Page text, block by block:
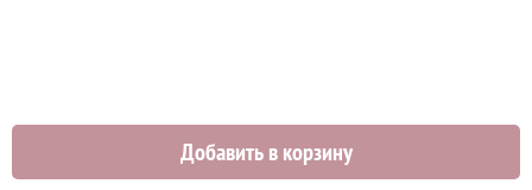
Добавить в корзину